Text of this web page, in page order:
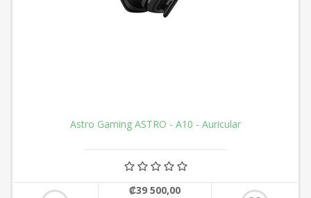
Astro Gaming ASTRO - A10 - Auricular
₡39 500,00